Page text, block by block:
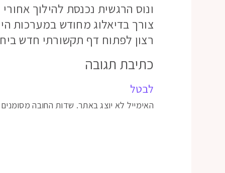
ונוס הרגשית נכנסת להילוך
צורך בדיאלוג מחודש במערכות
רצון לפתוח דף תקשורתי חדש
כתיבת תגובה
לבטל
האימייל לא יוצג באתר. שדות החובה